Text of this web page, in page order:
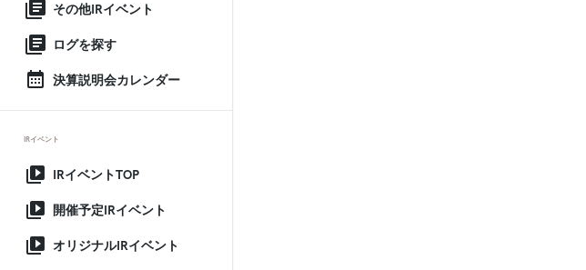
その他IRイベント
ログを探す
決算説明会カレンダー
IRイベント
IRイベントTOP
開催予定IRイベント
オリジナルIRイベント